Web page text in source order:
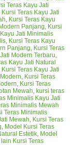
Teras Kayu Jati
Kursi Teras Kayu Jati
Kursi Teras Kayu
Panjang Kursi
Jati Minimalis
Kursi Teras Kayu
Panjang Kursi Teras
Modern Terbaru
Kayu Jati Natural
Kursi Teras Kayu Jati
Kursi Teras
Kursi Teras
Mewah kursi teras
Minimalis Kayu Jati
Minimalis Mewah
Teras Minimalis
Mewah Kursi Teras
Model Kursi Teras
Estetik Model
Kursi Teras